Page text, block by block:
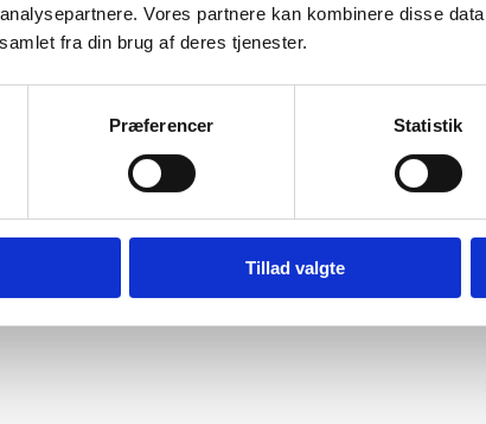
Vores partnere kan kombinere disse
fra din brug af deres tjenester.
Præferencer Statistik
Tillad valgte
Læs mere